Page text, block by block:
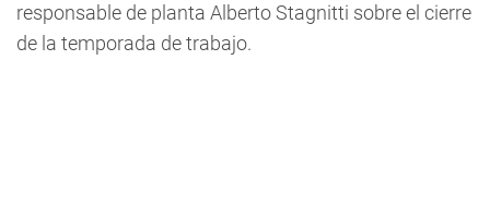
responsable de planta Alberto Stagnitti sobre el cierre
de la temporada de trabajo.